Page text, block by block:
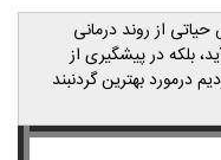
حیاتی از روند درمانی
بلکه در پیشگیری از
درمورد بهترین گردنبند